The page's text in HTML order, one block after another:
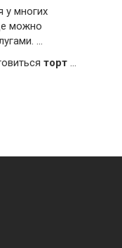
у многих
можно
…
торт …